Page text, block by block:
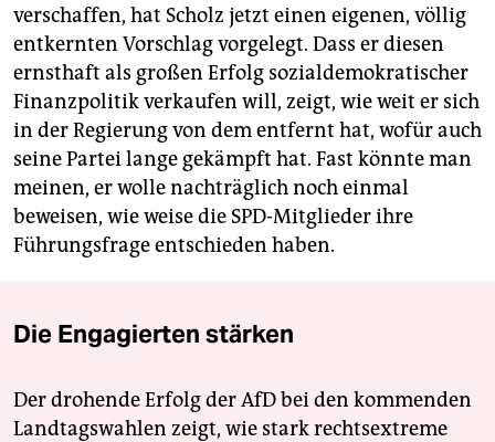
verschaffen, hat Scholz jetzt einen eigenen, völlig
entkernten Vorschlag vorgelegt. Dass er diesen
ernsthaft als großen Erfolg sozialdemokratischer
Finanzpolitik verkaufen will, zeigt, wie weit er sich
in der Regierung von dem entfernt hat, wofür auch
seine Partei lange gekämpft hat. Fast könnte man
meinen, er wolle nachträglich noch einmal
beweisen, wie weise die SPD-Mitglieder ihre
Führungsfrage entschieden haben.
Die Engagierten stärken
Der drohende Erfolg der AfD bei den kommenden
Landtagswahlen zeigt, wie stark rechtsextreme